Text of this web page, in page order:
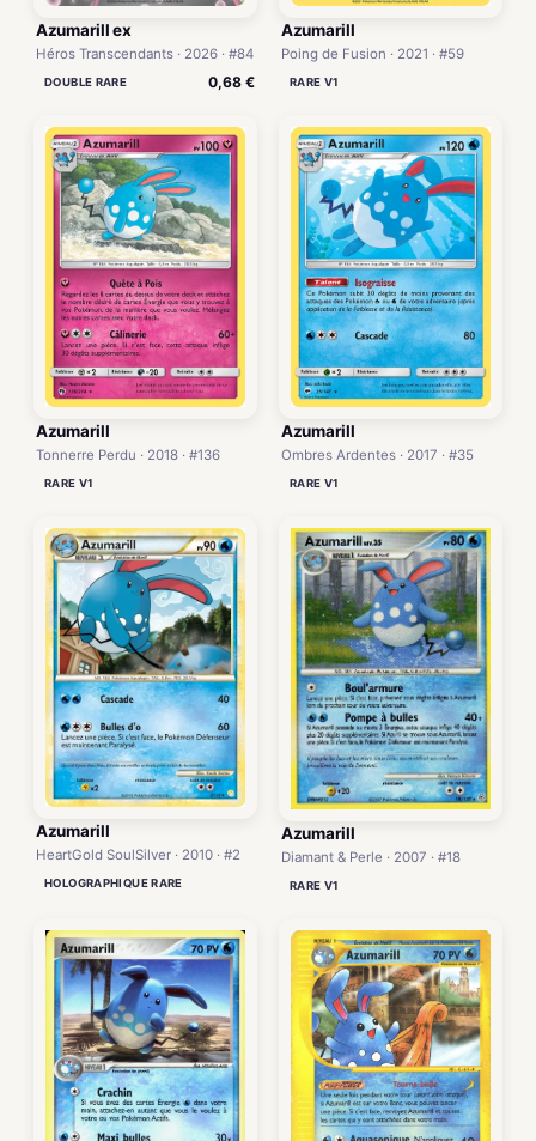
Azumarill ex
Héros Transcendants · 2026 · #84
DOUBLE RARE 0,68 €
Azumarill
Poing de Fusion · 2021 · #59
RARE V1
Azumarill
Tonnerre Perdu · 2018 · #136
RARE V1
Azumarill
Ombres Ardentes · 2017 · #35
RARE V1
Azumarill
HeartGold SoulSilver · 2010 · #2
HOLOGRAPHIQUE RARE
Azumarill
Diamant & Perle · 2007 · #18
RARE V1